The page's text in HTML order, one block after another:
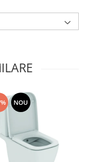
NOU